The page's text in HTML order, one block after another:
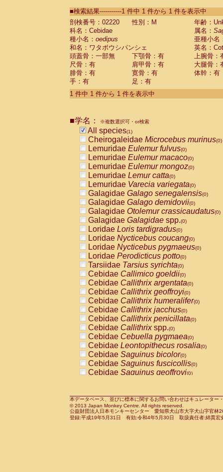
CebidaeSaguinus labiatus(0)
Cebidae Saguinus leucopus (0)
Cebidae
Cebidae
CebidaeSaguinus nigricollis (0)
Cebidae Saguinus oedipus
Cebidae Saguinus weddelli
Cebidae Saguinusspp.
Cebidae Aotus trivirgatus
Cebidae Cebus albifrons
CebidaeCebus nigrivittatus
CebidaeCebus
CebidaeSaimiri boliviensis(0)
CebidaeSaimiri sciureus(0)
AtelidaeAlouatta caraya(0)
AtelidaeAlouatta fusca(0)
AtelidaeAlouatta seniculus
AtelidaeAlouattaspp.(0)
AtelidaeAteles belzebuth(0)
AtelidaeAteles geoffroyi(0)
AtelidaeAteles paniscus(0)
AtelidaeAtelesspp.(0)
Atelidae Lagothrix lagothricha
AtelidaeLagothrix lagothricha cana
PitheciidaeCacajao calvus
PitheciidaeCallicebus cupreus
PitheciidaeCallicebus donacophilus
PitheciidaeCallicebus moloch
PitheciidaeCallicebus torquatus
PitheciidaeCallicebusspp.(0)
PitheciidaeChiropotes satanas(0)
PitheciidaePithecia monachus
PitheciidaePithecia pithecia(0)
CercopithecidaeCercocebus agilis
CercopithecidaeCercocebus
CercopithecidaeCercocebus
CercopithecidaeCercocebus
CercopithecidaeCercocebus
CercopithecidaeCercocebushybrid
CercopithecidaePapio anubis(0)
CercopithecidaePapio cynocephalus
CercopithecidaePapio hamadryas(0)
■検索結果-----------1 件中 1 件から 1 件を表示中
剖検番号：02220
性別：M
年齢：
科名：Cebidae
属名：
種小名： oedipus
亜種小名
和名：ワタボウシパンシェ
英名：
頭蓋骨：一部無
下顎骨：有
上腕骨：
尺骨：有
肩甲骨：有
大腿骨：
腓骨：有
寛骨：有
体幹：有
手：有
足：有
1 件中 1 件から 1 件を表示中
■学名： ※複数選択可・or検索
All species(1)
Cheirogaleidae Microcebus murinus(0)
Lemuridae Eulemur fulvus(0)
Lemuridae Eulemur macaco(0)
Lemuridae Eulemur mongoz(0)
Lemuridae Lemur catta(0)
Lemuridae Varecia variegata(0)
Galagidae Galago senegalensis(0)
Galagidae Galago demidovii(0)
Galagidae Otolemur crassicaudatus(0)
Galagidae Galagidae spp.(0)
Loridae Loris tardigradus(0)
Loridae Nycticebus coucang(0)
Loridae Nycticebus pygmaeus(0)
Loridae Perodicticus potto(0)
Tarsiidae Tarsius syrichta(0)
Cebidae Callimico goeldii(0)
Cebidae Callithrix argentata(0)
Cebidae Callithrix geoffroyi(0)
Cebidae Callithrix humeralifer(0)
Cebidae Callithrix jacchus(0)
Cebidae Callithrix penicillata(0)
Cebidae Callithrixspp.(0)
Cebidae Cebuella pygmaea(0)
Cebidae Leontopithecus rosalia(0)
Cebidae Saguinus bicolor(0)
Cebidae Saguinus fuscicollis(0)
Cebidae Saguinus geoffroyi(0)
CebidaeSaguinus leucopus(0)
CebidaeSaguinus midas(0)
Cebidae Saguinus mystax(0)
本データベース、並びに標本に関するお問い合わせはキュレータ
© 2013 Japan Monkey Centre. All rights reserved.
公益財団法人日本モンキーセンター 愛知県犬山市大字犬山字官
登録:平成19年5月31日 有効:令和4年5月30日 取扱責任者:綿貫宏